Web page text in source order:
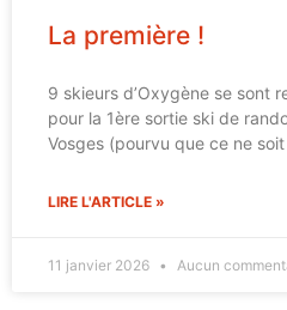
La première !
9 skieurs d’Oxygène se sont
pour la 1ère sortie ski de
Vosges (pourvu que ce ne soit
LIRE L'ARTICLE »
11 janvier 2026 Aucun